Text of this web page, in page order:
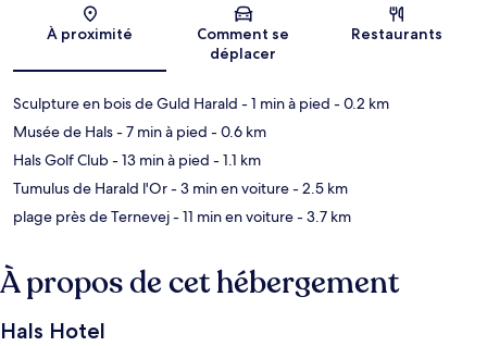
Carte
À proximité
Comment se
déplacer
Restaurants
Sculpture en bois de Guld Harald - 1 min à pied - 0.2 km
Musée de Hals- 7 min à pied - 0.6 km
Hals Golf Club- 13 min à pied - 1.1 km
Tumulus de Harald l'Or- 3 min en voiture- 2.5 km
plage près de Ternevej- 11 min en voiture- 3.7 km
À propos de cet hébergement
Hals Hotel